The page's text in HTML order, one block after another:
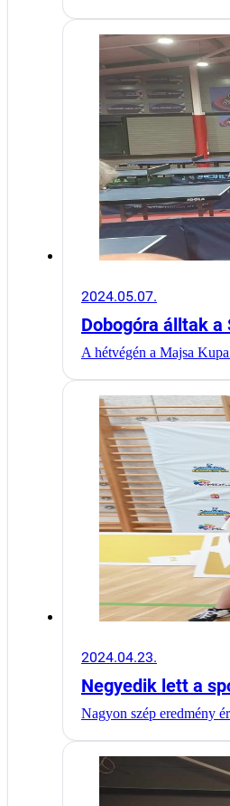
2024.05.07.
Dobogóra álltak
A hétvégén a Majsa
2024.04.23.
Negyedik lett a
Nagyon szép eredmény